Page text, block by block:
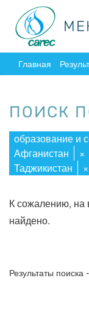
Главная
ПОИСК
образование и
Афганистан
×
Таджикистан
×
К сожалению, на
найдено.
Результаты поиска